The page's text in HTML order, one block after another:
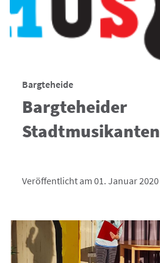
Bargteheide
Bargteheider
Stadtmusikanten
Veröffentlicht am 01. Januar 2020